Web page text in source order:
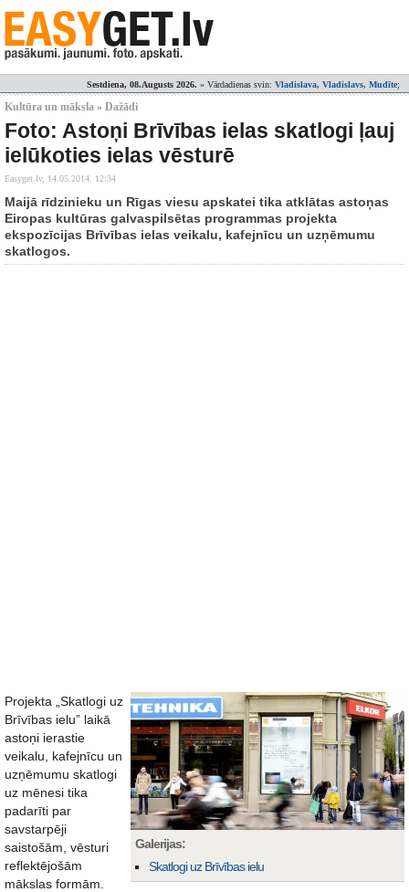
Sestdiena, 08.Augusts 2026. » Vārdadienas svin: Vladislava, Vladislavs, Mudīte;
Kultūra un māksla » Dažādi
Foto: Astoņi Brīvības ielas skatlogi ļauj
ielūkoties ielas vēsturē
Easyget.lv, 14.05.2014. 12:34
Maijā rīdzinieku un Rīgas viesu apskatei tika atklātas astoņas
Eiropas kultūras galvaspilsētas programmas projekta
ekspozīcijas Brīvības ielas veikalu, kafejnīcu un uzņēmumu
skatlogos.
Galerijas:
Skatlogi uz Brīvības ielu
Projekta „Skatlogi uz
Brīvības ielu” laikā
astoņi ierastie
veikalu, kafejnīcu un
uzņēmumu skatlogi
uz mēnesi tika
padarīti par
savstarpēji
saistošām, vēsturi
reflektējošām
mākslas formām.